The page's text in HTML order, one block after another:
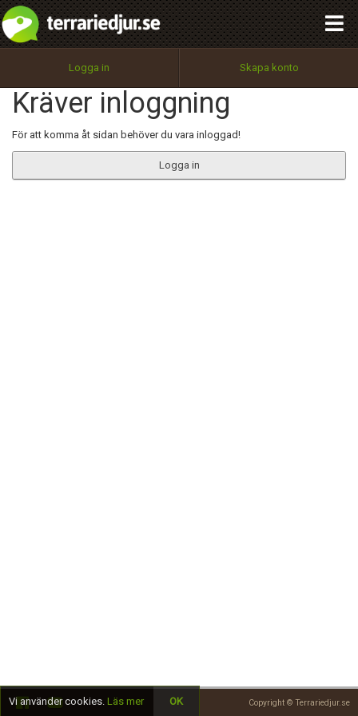
Logga in Skapa konto
Kräver inloggning
För att komma åt sidan behöver du vara inloggad!
Logga in
Copyright © Terrariedjur.se
Utför
100%
OK
integritetspolicy
Namn:
Epost:
Begär nytt lösenord
Tillbaka till förstasidan
Vi använder cookies. Läs mer OK